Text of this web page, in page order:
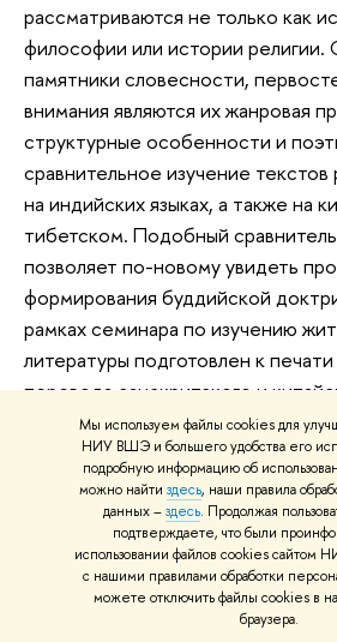
Мы используем файлы cookies для
НИУ ВШЭ и большего удобства его
подробную информацию об
можно найти здесь, наши правила
данных –здесь. Продолжая
подтверждаете, что были
использовании файлов cookies сайтом
с нашими правилами обработки
можете отключить файлы cookies в
браузера.
рассматриваются не только как
философии или истории религии.
памятники словесности,
внимания являются их жанровая
структурные особенности и
сравнительное изучение
на индийских языках, а также на
тибетском. Подобный
позволяет по-новому увидеть
формирования буддийской
рамках семинара по изучению
литературы подготовлен к
перевода санскритского и
«Лалитавистары», важнейшего
его исследование
целый ряд статей в
сборниках.
Научные интересыЕ.Л. Никитенко
проблемы, связанные с
житийным нарративом в